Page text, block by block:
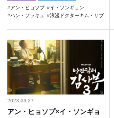
アン・ヒョソプ
イ・ソンギョン
ハン・ソッキュ
浪漫ドクターキム・サブ
2023.03.27
アン・ヒョソプ×イ・ソンギョ